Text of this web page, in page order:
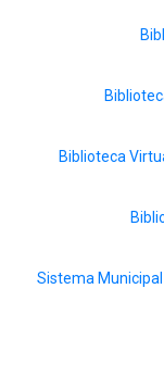
Biblioteca
Sistema